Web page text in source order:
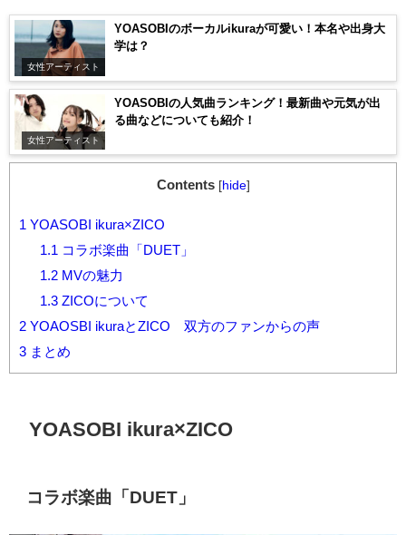
女性アーティスト
YOASOBIのボーカルikuraが可愛い！本名や出身大
学は？
女性アーティスト
YOASOBIの人気曲ランキング！最新曲や元気が出
る曲などについても紹介！
Contents [hide]
1 YOASOBI ikura×ZICO
1.1 コラボ楽曲「DUET」
1.2MVの魅力
1.3ZICOについて
2 YOAOSBI ikuraとZICO 双方のファンからの声
3 まとめ
YOASOBI ikura×ZICO
コラボ楽曲「 DUET 」